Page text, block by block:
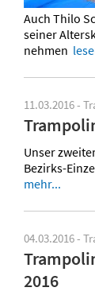
Auch Thilo
seiner
nehmen
11.03.2016 -
Unser
Bezirks-
mehr...
04.03.2016 -
2016